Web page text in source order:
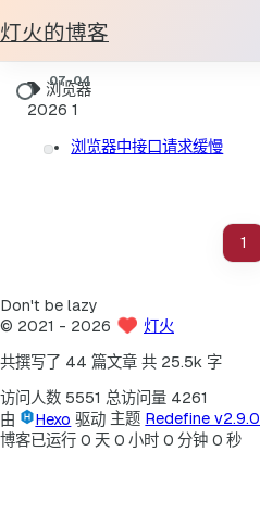
灯火的博客
浏览器
2026 1
浏览器中接口请求缓慢
1
Don't be lazy
© 2021 - 2026 灯火
共撰写了 44 篇文章 共 25.5k 字
访问人数 5551 总访问量 4261
由
Hexo 驱动 主题 Redefine v2.9.0
博客已运行 0 天 0 小时 0 分钟 0 秒